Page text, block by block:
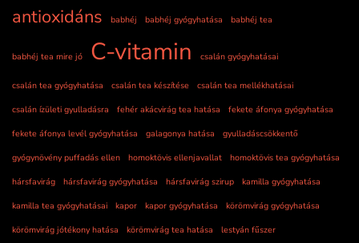
antioxidáns babhéj babhéj gyógyhatása babhéj tea
babhéj tea mire jó C-vitamin csalán gyógyhatásai
csalán tea gyógyhatása csalán tea készítése
csalán tea mellékhatásai
csalán ízületi gyulladásra
fehér akácvirág tea hatása
fekete áfonya gyógyhatása
fekete áfonya levél gyógyhatása
galagonya hatása
gyulladáscsökkentő
gyógynövény puffadás ellen
homoktövis ellenjavallat
homoktövis tea gyógyhatása
hársfavirág
hársfavirág gyógyhatása hársfavirág szirup
kamilla gyógyhatása
kamilla tea gyógyhatásai
kapor kapor gyógyhatása
körömvirág gyógyhatása
körömvirág jótékony hatása
körömvirág tea hatása lestyán fűszer